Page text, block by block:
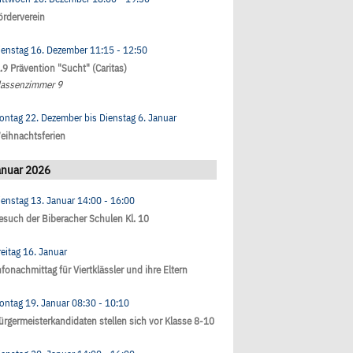
16. Dezember11:15- 12:50
Prävention "Sucht" (Caritas)
9
22. Dezemberbis Dienstag 6. Januar
2026
13. Januar14:00- 16:00
der Biberacher Schulen Kl. 10
16. Januar
für Viertklässler und ihre Eltern
19. Januar08:30- 10:10
stellen sich vor Klasse 8-10